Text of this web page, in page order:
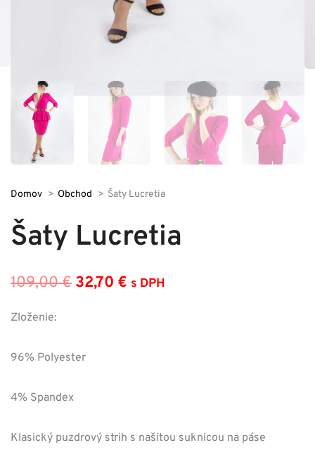
Domov Obchod Šaty Lucretia
Šaty Lucretia
109,00€ Pôvodná
32,70 € Aktuálna
s DPH
Zloženie:
96% Polyester
4% Spandex
Klasický puzdrový strih s našitou suknicou na páse